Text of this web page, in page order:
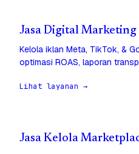
Jasa Digital Marketing
Kelola iklan Meta, TikTok, &
optimasi ROAS, laporan
Lihat layanan →
Jasa Kelola